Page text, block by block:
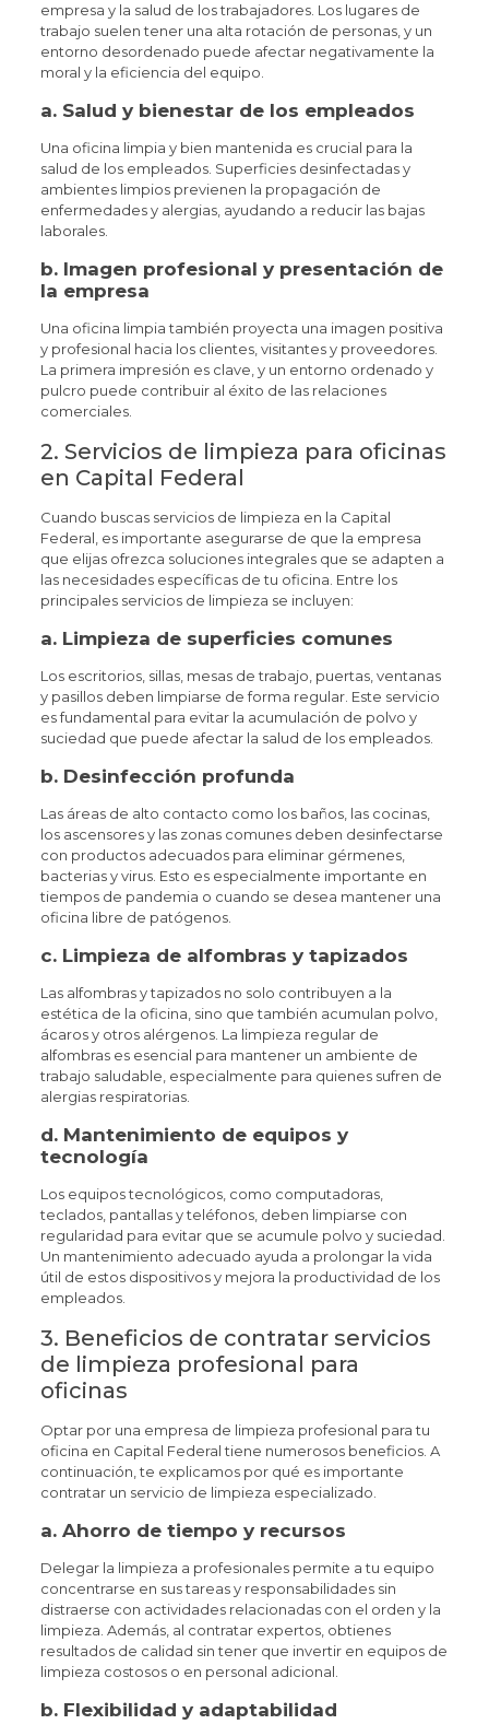
empresa y la salud de los trabajadores. Los lugares de
trabajo suelen tener una alta rotación de personas, y un
entorno desordenado puede afectar negativamente la
moral y la eficiencia del equipo.
a. Salud y bienestar de los empleados
Una oficina limpia y bien mantenida es crucial para la
salud de los empleados. Superficies desinfectadas y
ambientes limpios previenen la propagación de
enfermedades y alergias, ayudando a reducir las bajas
laborales.
b. Imagen profesional y presentación de
la empresa
Una oficina limpia también proyecta una imagen positiva
y profesional hacia los clientes, visitantes y proveedores.
La primera impresión es clave, y un entorno ordenado y
pulcro puede contribuir al éxito de las relaciones
comerciales.
2. Servicios de limpieza para oficinas
en Capital Federal
Cuando buscas servicios de limpieza en la Capital
Federal, es importante asegurarse de que la empresa
que elijas ofrezca soluciones integrales que se adapten a
las necesidades específicas de tu oficina. Entre los
principales servicios de limpieza se incluyen:
a. Limpieza de superficies comunes
Los escritorios, sillas, mesas de trabajo, puertas, ventanas
y pasillos deben limpiarse de forma regular. Este servicio
es fundamental para evitar la acumulación de polvo y
suciedad que puede afectar la salud de los empleados.
b. Desinfección profunda
Las áreas de alto contacto como los baños, las cocinas,
los ascensores y las zonas comunes deben desinfectarse
con productos adecuados para eliminar gérmenes,
bacterias y virus. Esto es especialmente importante en
tiempos de pandemia o cuando se desea mantener una
oficina libre de patógenos.
c. Limpieza de alfombras y tapizados
Las alfombras y tapizados no solo contribuyen a la
estética de la oficina, sino que también acumulan polvo,
ácaros y otros alérgenos. La limpieza regular de
alfombras es esencial para mantener un ambiente de
trabajo saludable, especialmente para quienes sufren de
alergias respiratorias.
d. Mantenimiento de equipos y
tecnología
Los equipos tecnológicos, como computadoras,
teclados, pantallas y teléfonos, deben limpiarse con
regularidad para evitar que se acumule polvo y suciedad.
Un mantenimiento adecuado ayuda a prolongar la vida
útil de estos dispositivos y mejora la productividad de los
empleados.
3. Beneficios de contratar servicios
de limpieza profesional para
oficinas
Optar por una empresa de limpieza profesional para tu
oficina en Capital Federal tiene numerosos beneficios. A
continuación, te explicamos por qué es importante
contratar un servicio de limpieza especializado.
a. Ahorro de tiempo y recursos
Delegar la limpieza a profesionales permite a tu equipo
concentrarse en sus tareas y responsabilidades sin
distraerse con actividades relacionadas con el orden y la
limpieza. Además, al contratar expertos, obtienes
resultados de calidad sin tener que invertir en equipos de
limpieza costosos o en personal adicional.
b. Flexibilidad y adaptabilidad